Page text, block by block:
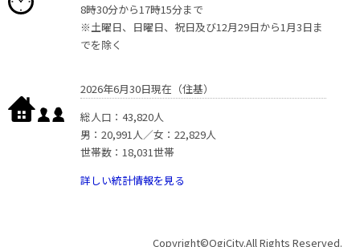
8時30分から17時15分まで
※土曜日、日曜日、祝日及び12月29日から1月3日ま
でを除く
2026年6月30日現在（住基）
総人口：43,820人
男：20,991人／女：22,829人
世帯数：18,031世帯
詳しい統計情報を見る
Copyright©OgiCity.All Rights Reserved.